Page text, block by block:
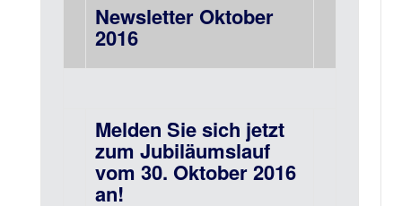
Newsletter Oktober
2016
Melden Sie sich jetzt
zum Jubiläumslauf
vom 30. Oktober 2016
an!